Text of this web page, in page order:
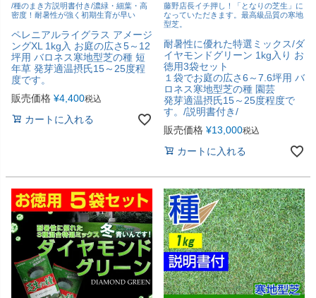
/種のまき方説明書付き/濃緑・細葉・高
密度！耐暑性が強く初期生育が早い
ペレニアルライグラス アメージ
ングXL 1kg入 お庭の広さ5～12
坪用 バロネス寒地型芝の種 短
年草 発芽適温摂氏15～25度程
度です。
販売価格 ¥4,400税込
カートに入れる
藤野店長イチ押し！「となりの芝生」に
なっていただきます。最高級品質の寒地
型芝。
耐暑性に優れた特選ミックス/ダ
イヤモンドグリーン 1kg入り お
徳用3袋セット
１袋でお庭の広さ6～7.6坪用 バ
ロネス寒地型芝の種 園芸
発芽適温摂氏15～25度程度で
す。/説明書付き/
販売価格 ¥13,000税込
カートに入れる